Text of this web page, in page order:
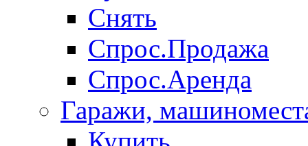
Снять
Спрос.Продажа
Спрос.Аренда
Гаражи,